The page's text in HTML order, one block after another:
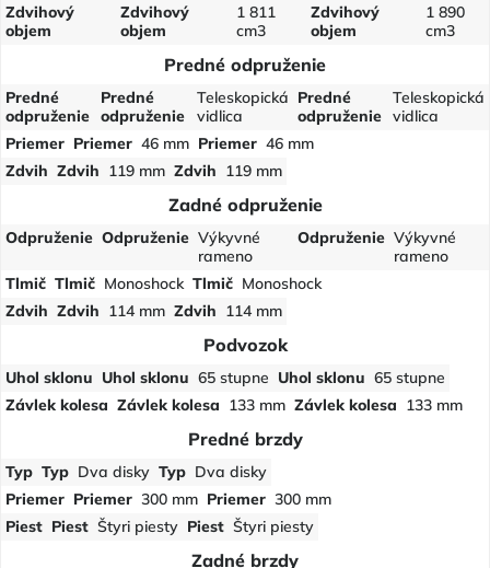
Zdvihový
objem
Zdvihový
objem
1 811
cm3
Zdvihový
objem
1 890
cm3
Predné odpruženie
Predné
odpruženie
Predné
odpruženie
Teleskopická
vidlica
Predné
odpruženie
Teleskopická
vidlica
Priemer Priemer 46 mm Priemer 46 mm
Zdvih Zdvih 119 mm Zdvih 119 mm
Zadné odpruženie
Odpruženie Odpruženie Výkyvné
rameno
Odpruženie Výkyvné
rameno
Tlmič Tlmič Monoshock Tlmič Monoshock
Zdvih Zdvih 114 mm Zdvih 114 mm
Podvozok
Uhol sklonu Uhol sklonu 65 stupne Uhol sklonu 65 stupne
Závlek kolesa Závlek kolesa 133 mm Závlek kolesa 133 mm
Predné brzdy
Typ Typ Dva disky Typ Dva disky
Priemer Priemer 300 mm Priemer 300 mm
Piest Piest Štyri piesty Piest Štyri piesty
Zadné brzdy